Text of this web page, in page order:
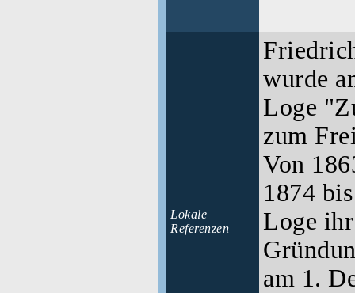
Lokale
Referenzen
wurde
Loge
zum
Von
1874
Loge
am 1.